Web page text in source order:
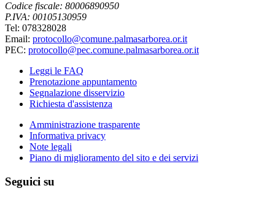
Codice fiscale: 80006890950
P.IVA: 00105130959
Tel: 078328028
Email: protocollo@comune.palmasarborea.or.it
PEC: protocollo@pec.comune.palmasarborea.or.it
Leggi le FAQ
Prenotazione appuntamento
Segnalazione disservizio
Richiesta d'assistenza
Amministrazione trasparente
Informativa privacy
Note legali
Piano di miglioramento del sito e dei servizi
Seguici su